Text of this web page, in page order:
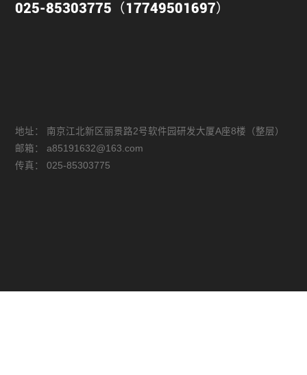
025-85303775（17749501697）
地址：
南京江北新区丽景路2号软件园研发大厦A座8楼（整层）
邮箱：
a85191632@163.com
传真：
025-85303775